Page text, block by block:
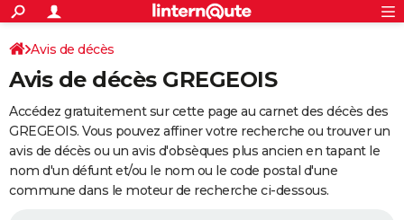
ACTUALITÉS
Politique
Société
Faits Divers
Education
Monde
Villes
+
SPORT
Coupe du monde 2026
Football
Tennis
Cyclisme
Rugby
Forum
Programme TV
TNT
Streaming
Cinéma
Sorties cinéma
Musique
+
FINANCE
Retraite
Epargne
Immobilier
Risques naturels par ville
Banque
Assurance
AUTO
Essais
Réserver un essai
Citadines
Berlines
SUV
Forum auto
+
Avis de décès
Avis de décès GREGEOIS
Accédez gratuitement sur cette page au carnet des décès des
GREGEOIS. Vous pouvez affiner votre recherche ou trouver un
avis de décès ou un avis d'obsèques plus ancien en tapant le
nom d'un défunt et/ou le nom ou le code postal d'une
commune dans le moteur de recherche ci-dessous.